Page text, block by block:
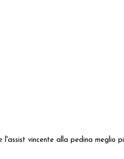
vincente alla pedina meglio